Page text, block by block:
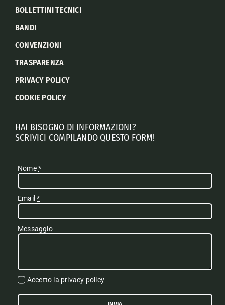
BOLLETTINI TECNICI
BANDI
CONVENZIONI
TRASPARENZA
PRIVACY POLICY
COOKIE POLICY
HAI BISOGNO DI INFORMAZIONI?
SCRIVICI COMPILANDO QUESTO FORM!
Nome*
Email*
Messaggio
Accetto la privacy policy